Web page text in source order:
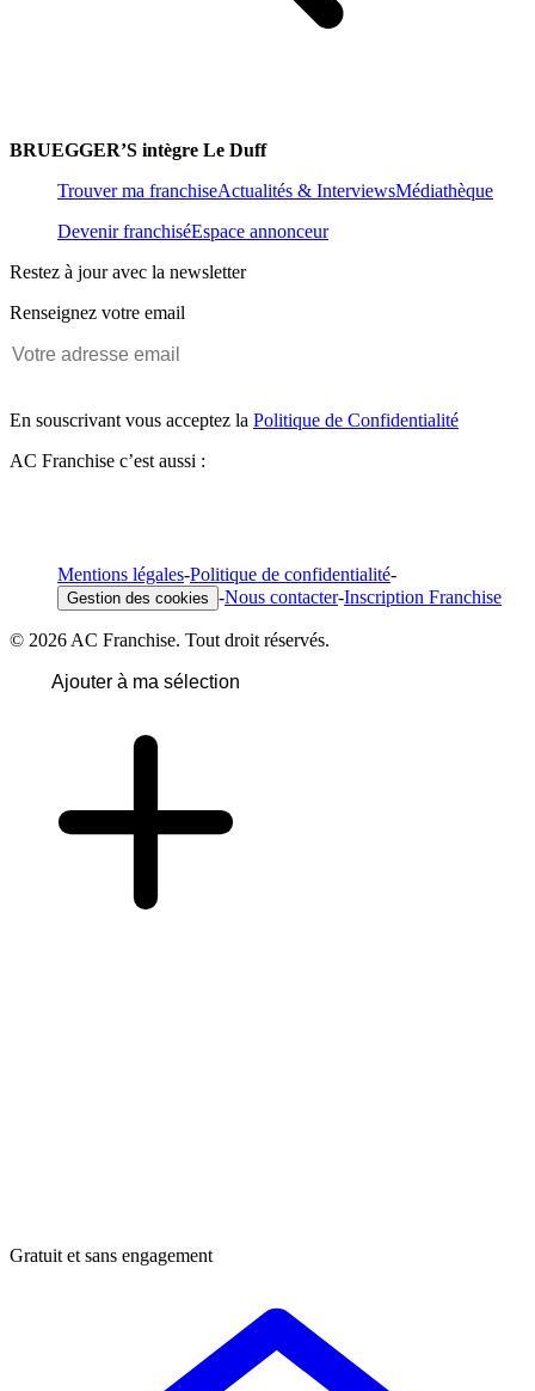
BRUEGGER’S intègre Le Duff
Trouver ma franchiseActualités & InterviewsMédiathèque
Devenir franchiséEspace annonceur
Restez à jour avec la newsletter
Renseignez votre email
En souscrivant vous acceptez la Politique de Confidentialité
AC Franchise c’est aussi :
Mentions légales-Politique de confidentialité-
Gestion des cookies -Nous contacter-Inscription Franchise
© 2026 AC Franchise. Tout droit réservés.
Ajouter à ma sélection
Gratuit et sans engagement